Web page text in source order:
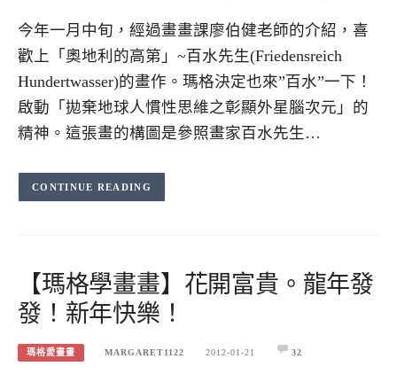
今年一月中旬，經過畫畫課廖伯健老師的介紹，喜
歡上「奧地利的高第」~百水先生(Friedensreich
Hundertwasser)的畫作。瑪格決定也來”百水”一下！
啟動「拋棄地球人慣性思維之彰顯外星腦次元」的
精神。這張畫的構圖是參照畫家百水先生…
CONTINUE READING
【瑪格學畫畫】花開富貴。龍年發
發！新年快樂！
瑪格愛畫畫 MARGARET1122 2012-01-21 32